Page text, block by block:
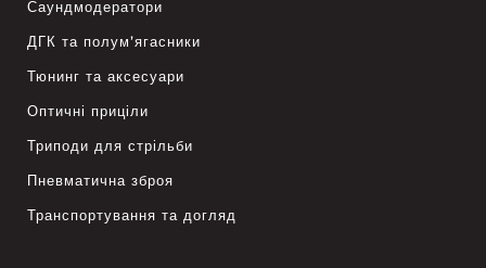
Саундмодератори
ДГК та полум’ягасники
Тюнинг та аксесуари
Оптичні приціли
Триподи для стрільби
Пневматична зброя
Транспортування та догляд